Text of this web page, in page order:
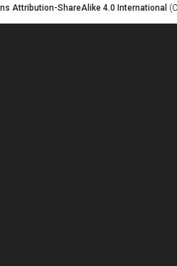
Attribution-ShareAlike 4.0 International